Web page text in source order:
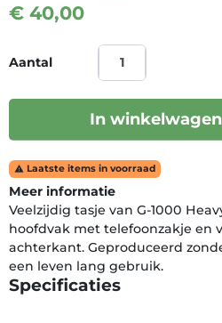
€ 40,00
Aantal
In winkelwagen
 Laatste items in voorraad
Meer informatie
Veelzijdig tasje van G-1000
hoofdvak met telefoonzakje en
achterkant. Geproduceerd
een leven lang gebruik.
Specificaties